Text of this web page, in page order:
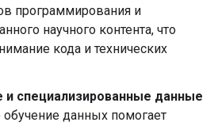
программирования и
научного контента, что
кода и технических
и специализированные данные
обучение данных помогает